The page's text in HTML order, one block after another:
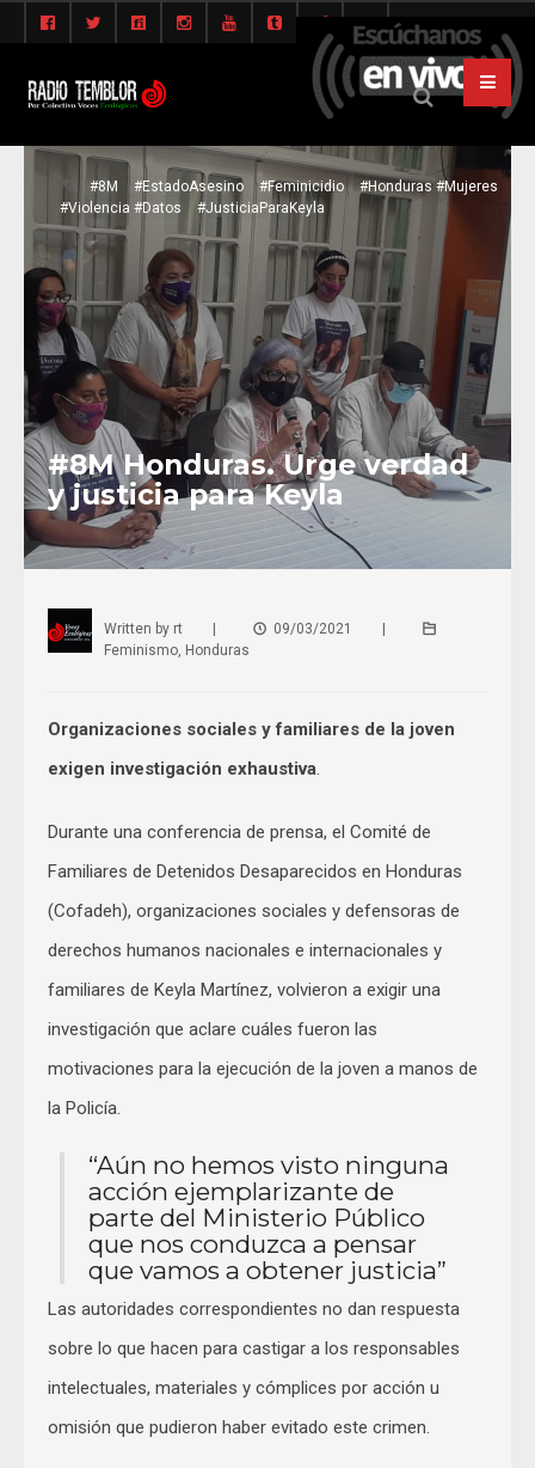
#8M #EstadoAsesino #Feminicidio
#Honduras #Mujeres
#Violencia #Datos
#JusticiaParaKeyla
#8M Honduras. Urge verdad
y justicia para Keyla
Written by rt | 09/03/2021
|
Feminismo Honduras
Organizaciones sociales y familiares de la joven
exigen investigación exhaustiva.
Durante una conferencia de prensa, el Comité de
Familiares de Detenidos Desaparecidos en Honduras
(Cofadeh), organizaciones sociales y defensoras de
derechos humanos nacionales e internacionales y
familiares de Keyla Martínez, volvieron a exigir una
investigación que aclare cuáles fueron las
motivaciones para la ejecución de la joven a manos de
la Policía.
“Aún no hemos visto ninguna
acción ejemplarizante de
parte del Ministerio Público
que nos conduzca a pensar
que vamos a obtener justicia”
Las autoridades correspondientes no dan respuesta
sobre lo que hacen para castigar a los responsables
intelectuales, materiales y cómplices por acción u
omisión que pudieron haber evitado este crimen.